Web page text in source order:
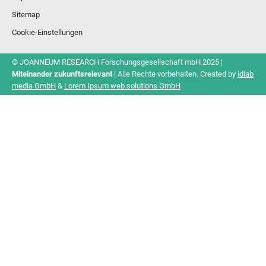
Sitemap
Cookie-Einstellungen
© JOANNEUM RESEARCH Forschungsgesellschaft mbH 2025 |
Miteinander zukunftsrelevant| Alle Rechte vorbehalten. Created by idlab
media GmbH & Lorem Ipsum web.solutions GmbH